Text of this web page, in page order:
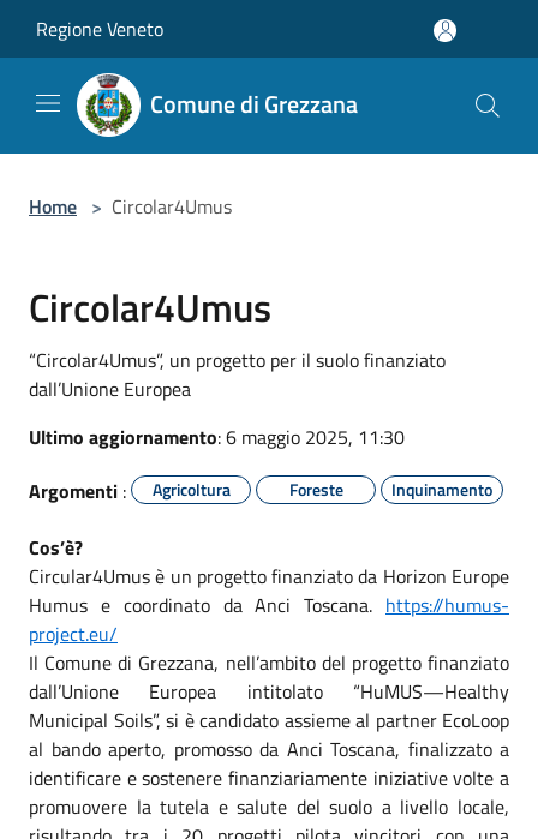
Regione Veneto
Comune di Grezzana
Home > Circolar4Umus
Circolar4Umus
“Circolar4Umus”, un progetto per il suolo finanziato
dall’Unione Europea
Ultimo aggiornamento: 6 maggio 2025, 11:30
Argomenti : Agricoltura Foreste Inquinamento
Cos’è?
Circular4Umus è un progetto finanziato da Horizon Europe
Humus e coordinato da Anci Toscana. https://humus-
project.eu/
Il Comune di Grezzana, nell’ambito del progetto finanziato
dall’Unione Europea intitolato “HuMUS—Healthy
Municipal Soils”, si è candidato assieme al partner EcoLoop
al bando aperto, promosso da Anci Toscana, finalizzato a
identificare e sostenere finanziariamente iniziative volte a
promuovere la tutela e salute del suolo a livello locale,